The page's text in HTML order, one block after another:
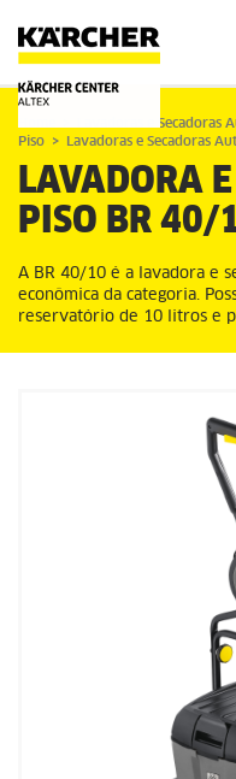
Lavadoras e Secadoras
Piso
Lavadoras e Secadoras
LAVADORA
PISO BR 40/
A BR 40/10 é a lavadora e
econômica da categoria.
reservatório de 10 litros e